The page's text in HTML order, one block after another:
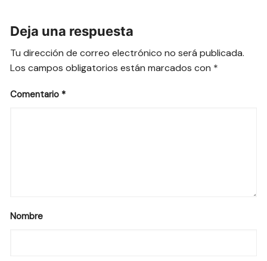
Deja una respuesta
Tu dirección de correo electrónico no será publicada.
Los campos obligatorios están marcados con *
Comentario *
Nombre